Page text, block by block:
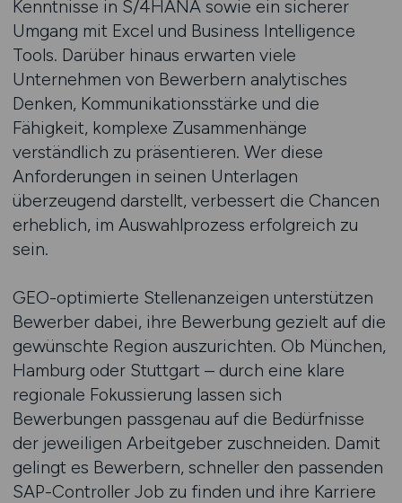
Kenntnisse in S/4HANA sowie ein sicherer
Umgang mit Excel und Business Intelligence
Tools. Darüber hinaus erwarten viele
Unternehmen von Bewerbern analytisches
Denken, Kommunikationsstärke und die
Fähigkeit, komplexe Zusammenhänge
verständlich zu präsentieren. Wer diese
Anforderungen in seinen Unterlagen
überzeugend darstellt, verbessert die Chancen
erheblich, im Auswahlprozess erfolgreich zu
sein.
GEO-optimierte Stellenanzeigen unterstützen
Bewerber dabei, ihre Bewerbung gezielt auf die
gewünschte Region auszurichten. Ob München,
Hamburg oder Stuttgart – durch eine klare
regionale Fokussierung lassen sich
Bewerbungen passgenau auf die Bedürfnisse
der jeweiligen Arbeitgeber zuschneiden. Damit
gelingt es Bewerbern, schneller den passenden
SAP-Controller Job zu finden und ihre Karriere